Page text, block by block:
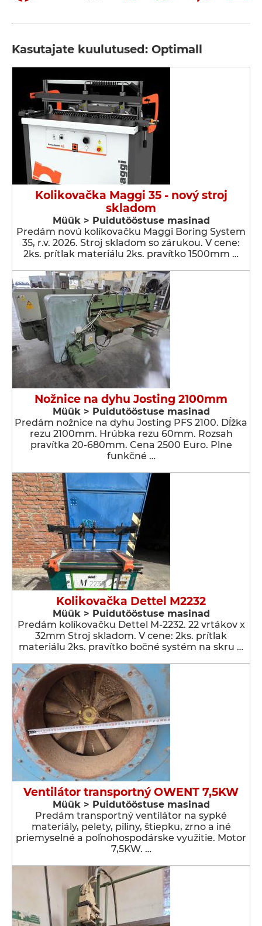
Kasutajate kuulutused: Optimall
Kolikovačka Maggi 35 - nový stroj
skladom
Müük > Puidutööstuse masinad
Predám novú kolíkovačku Maggi Boring System
35, r.v. 2026. Stroj skladom so zárukou. V cene:
2ks. prítlak materiálu 2ks. pravítko 1500mm …
Nožnice na dyhu Josting 2100mm
Müük > Puidutööstuse masinad
Predám nožnice na dyhu Josting PFS 2100. Dĺžka
rezu 2100mm. Hrúbka rezu 60mm. Rozsah
pravítka 20-680mm. Cena 2500 Euro. Plne
funkčné …
Kolikovačka Dettel M2232
Müük > Puidutööstuse masinad
Predám kolíkovačku Dettel M-2232. 22 vrtákov x
32mm Stroj skladom. V cene: 2ks. prítlak
materiálu 2ks. pravítko bočné systém na skru …
Ventilátor transportný OWENT 7,5KW
Müük > Puidutööstuse masinad
Predám transportný ventilátor na sypké
materiály, pelety, piliny, štiepku, zrno a iné
priemyselné a poľnohospodárske využitie. Motor
7,5KW. …